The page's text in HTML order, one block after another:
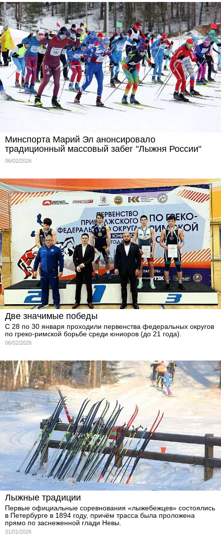
Минспорта Марий Эл анонсировало
традиционный массовый забег "Лыжня России"
06/02/2026
Две значимые победы
С 28 по 30 января проходили первенства федеральных округов
по греко-римской борьбе среди юниоров (до 21 года).
06/02/2026
Лыжные традиции
Первые официальные соревнования «лыжебежцев» состоялись
в Петербурге в 1894 году, причём трасса была проложена
прямо по заснеженной глади Невы.
31/01/2026